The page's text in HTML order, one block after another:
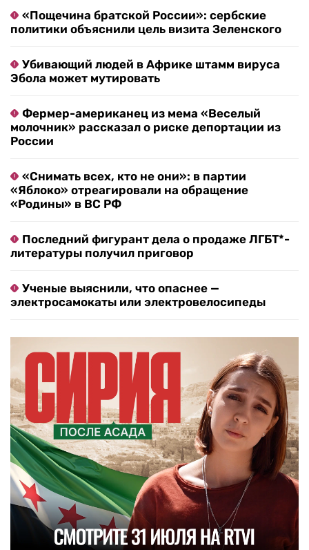
«Пощечина братской России»: сербские
политики объяснили цель визита Зеленского
Убивающий людей в Африке штамм вируса
Эбола может мутировать
Фермер-американец из мема «Веселый
молочник» рассказал о риске депортации из
России
«Снимать всех, кто не они»: в партии
«Яблоко» отреагировали на обращение
«Родины» в ВС РФ
Последний фигурант дела о продаже ЛГБТ*-
литературы получил приговор
Ученые выяснили, что опаснее —
электросамокаты или электровелосипеды